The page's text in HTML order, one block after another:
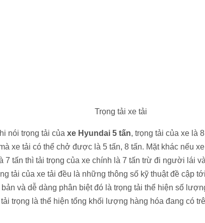
Trọng tải xe tải
nói trọng tải của xe Hyundai 5 tấn, trọng tải của xe là
xe tải có thể chở được là 5 tấn, 8 tấn. Mặt khác nếu
7 tấn thì tải trọng của xe chính là 7 tấn trừ đi người lái
tải của xe tải đều là những thông số kỹ thuật đề cập
và dễ dàng phân biệt đó là trọng tải thể hiện số
trọng là thể hiện tổng khối lượng hàng hóa đang có